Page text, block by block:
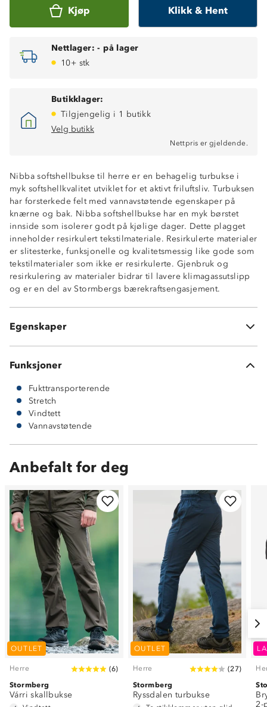
Kjøp Klikk & Hent
Nettlager: - på lager
10+ stk
Butikklager:
Tilgjengelig i 1 butikk
Velg butikk
Nettpris er gjeldende.
Nibba softshellbukse til herre er en behagelig turbukse i
myk softshellkvalitet utviklet for et aktivt friluftsliv. Turbuksen
har forsterkede felt med vannavstøtende egenskaper på
knærne og bak. Nibba softshellbukse har en myk børstet
innside som isolerer godt på kjølige dager. Dette plagget
inneholder resirkulert tekstilmateriale. Resirkulerte materialer
er slitesterke, funksjonelle og kvalitetsmessig like gode som
tekstilmaterialer som ikke er resirkulerte. Gjenbruk og
resirkulering av materialer bidrar til lavere klimagassutslipp
og er en del av Stormbergs bærekraftsengasjement.
Egenskaper
Vindtett
Lett vannavstøtende
Fukttransporterende
Toveis stretch
To glidelåslommer
Strikk i sidene av livet
Beltehemper
Forsterket på knær og bak
100 % polyester
Funksjoner
Fukttransporterende
Stretch
Vindtett
Vannavstøtende
Anbefalt for deg
OUTLET
Herre (6)
Stormberg
Várri skallbukse
OUTLET
Herre (27)
Stormberg
Ryssdalen turbukse
2-